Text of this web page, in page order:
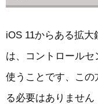
iOS 11からある拡
は、コントロール
使うことです、こ
る必要はありません